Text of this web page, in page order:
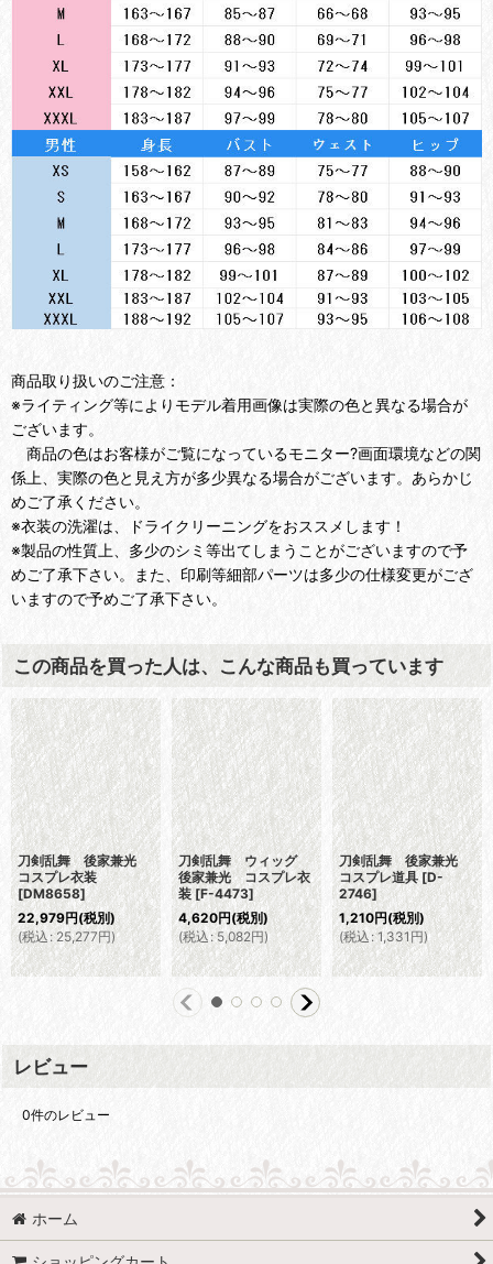
商品取り扱いのご注意：
※ライティング等によりモデル着用画像は実際の色と異なる場合が
ございます。
商品の色はお客様がご覧になっているモニター?画面環境などの関
係上、実際の色と見え方が多少異なる場合がございます。あらかじ
めご了承ください。
※衣装の洗濯は、ドライクリーニングをおススメします！
※製品の性質上、多少のシミ等出てしまうことがございますので予
めご了承下さい。また、印刷等細部パーツは多少の仕様変更がござ
いますので予めご了承下さい。
この商品を買った人は、こんな商品も買っています
刀剣乱舞 後家兼光
コスプレ衣装
[DM8658]
22,979円(税別)
(税込 : 25,277円)
刀剣乱舞 ウィッグ
後家兼光 コスプレ衣
装 [F-4473]
4,620円(税別)
(税込 : 5,082円)
刀剣乱舞 後家兼光
コスプレ道具 [D-
2746]
1,210円(税別)
(税込 : 1,331円)
レビュー
0件のレビュー
ホーム